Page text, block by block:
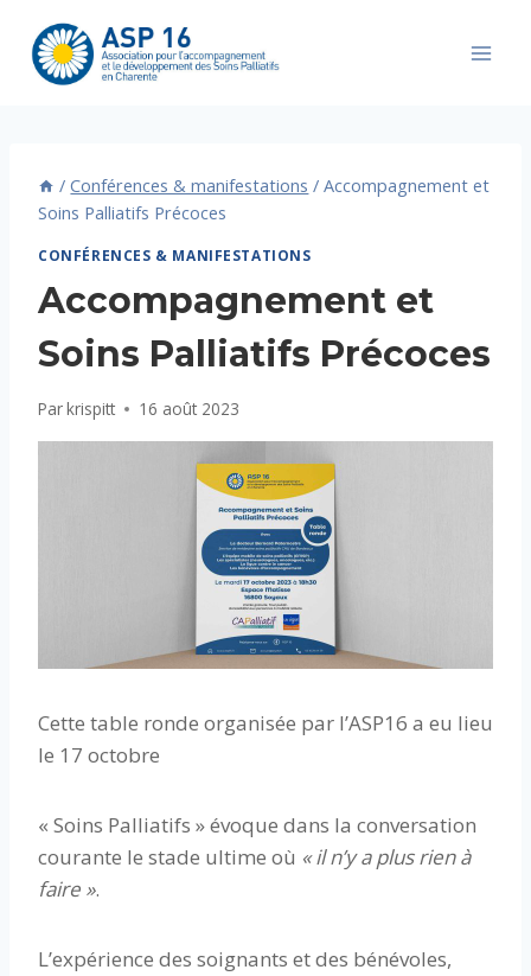
contenu
/ Conférences & manifestations / Accompagnement et
Soins Palliatifs Précoces
CONFÉRENCES & MANIFESTATIONS
Accompagnement et
Soins Palliatifs Précoces
Parkrispitt 16 août 2023
Cette table ronde organisée par l’ASP16 a eu lieu
le 17 octobre
« Soins Palliatifs » évoque dans la conversation
courante le stade ultime où « il n’y a plus rien à
faire ».
L’expérience des soignants et des bénévoles,